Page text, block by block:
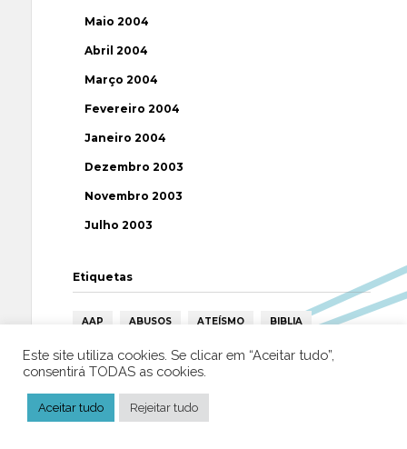
Maio 2004
Abril 2004
Março 2004
Fevereiro 2004
Janeiro 2004
Dezembro 2003
Novembro 2003
Julho 2003
Etiquetas
AAP ABUSOS ATEÍSMO BIBLIA
BISPO BRASIL CATOLICISMO CISMA
CIÊNCIA CRISTIANISMO
DEUS DIREITOS HUMANOS
Este site utiliza cookies. Se clicar em “Aceitar tudo”,
consentirá TODAS as cookies.
Aceitar tudo Rejeitar tudo